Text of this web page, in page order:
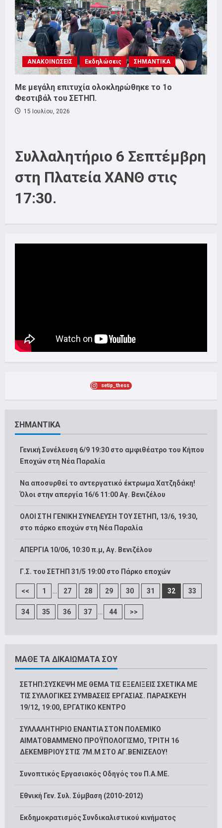
ΑΝΑΚΟΙΝΩΣΕΙΣ Εκδηλώσεις ΣΗΜΑΝΤΙΚΑ
Με μεγάλη επιτυχία ολοκληρώθηκε το 1ο
Φεστιβάλ του ΣΕΤΗΠ.
15 Ιουλίου, 2026
Συλλαλητήριο 6 Σεπτέμβρη
στη Πλατεία ΧΑΝΘ στις
17:30.
setip_thess
ΣΗΜΑΝΤΙΚΑ
Γενική Συνέλευση 6/9 19:30 στο αμφιθέατρο του Κήπου
Εποχών στη Νέα Παραλία
Να αποσυρθεί το αντεργατικό έκτρωμα Χατζηδάκη!
Όλοι στην απεργία 16/6 11:00 Αγ. Βενιζέλου
ΟΛΟΙ ΣΤΗ ΓΕΝΙΚΗ ΣΥΝΕΛΕΥΣΗ ΤΟΥ ΣΕΤΗΠ, 13/6, 19:30,
στο πάρκο εποχών στη Νέα Παραλία
ΑΠΕΡΓΙΑ 10/06, 10:30 π.μ, Αγ. Βενιζέλου
Γ.Σ. του ΣΕΤΗΠ 31/5 19:00 στο Πάρκο εποχών
<< 1 ... 27 28 29 30 31 32 33
34 35 36 37 ... 44 >>
ΜΑΘΕ ΤΑ ΔΙΚΑΙΩΜΑΤΑ ΣΟΥ
ΣΕΤΗΠ:ΣΥΣΚΕΨΗ ΜΕ ΘΕΜΑ ΤΙΣ ΕΞΕΛΙΞΕΙΣ ΣΧΕΤΙΚΑ ΜΕ
ΤΙΣ ΣΥΛΛΟΓΙΚΕΣ ΣΥΜΒΑΣΕΙΣ ΕΡΓΑΣΙΑΣ. ΠΑΡΑΣΚΕΥΗ
19/12, 19:00, ΕΡΓΑΤΙΚΟ ΚΕΝΤΡΟ
ΣΥΛΛΑΛΗΤΗΡΙΟ ΕΝΑΝΤΙΑ ΣΤΟΝ ΠΟΛΕΜΙΚΟ
ΑΙΜΑΤΟΒΑΜΜΕΝΟ ΠΡΟΫΠΟΛΟΓΙΣΜΟ, ΤΡΙΤΗ 16
ΔΕΚΕΜΒΡΙΟΥ ΣΤΙΣ 7Μ.Μ ΣΤΟ ΑΓ.ΒΕΝΙΖΕΛΟΥ!
Συνοπτικός Εργασιακός Οδηγός του Π.Α.ΜΕ.
Εθνική Γεν. Συλ. Σύμβαση (2010-2012)
Εκδημοκρατισμός Συνδικαλιστικού κινήματος